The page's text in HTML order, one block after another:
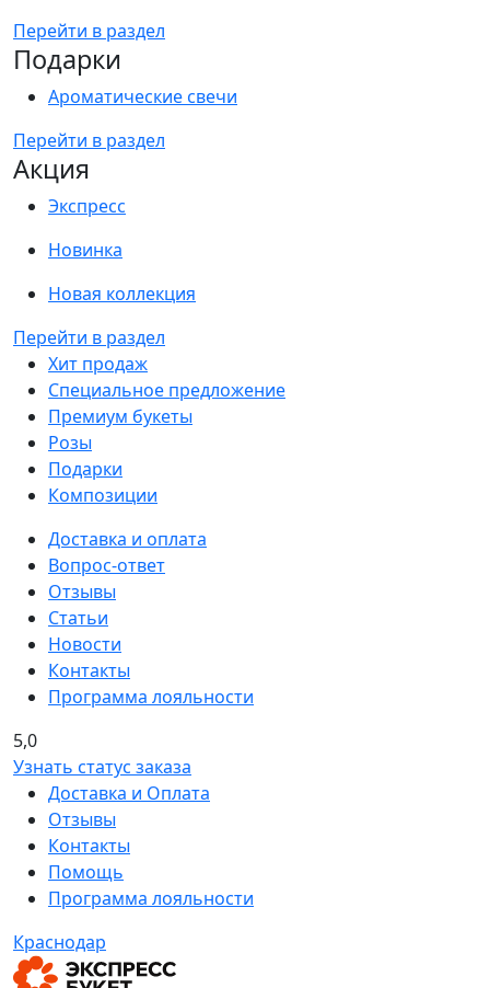
Перейти в раздел
Подарки
Ароматические свечи
Перейти в раздел
Акция
Экспресс
Новинка
Новая коллекция
Перейти в раздел
Хит продаж
Специальное предложение
Премиум букеты
Розы
Подарки
Композиции
Доставка и оплата
Вопрос-ответ
Отзывы
Статьи
Новости
Контакты
Программа лояльности
5,0
Узнать статус заказа
Доставка и Оплата
Отзывы
Контакты
Помощь
Программа лояльности
Краснодар